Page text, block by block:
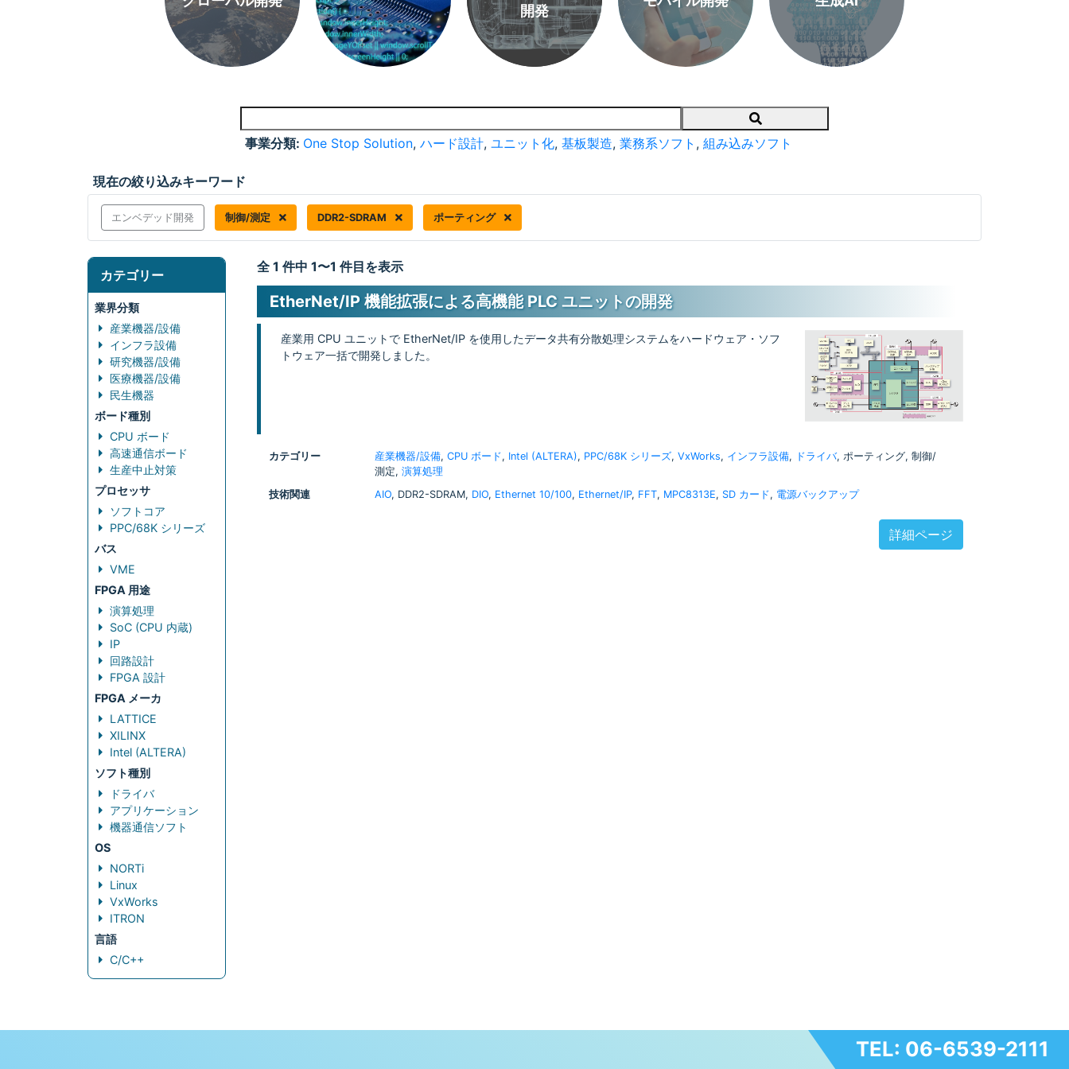
開発
Search
事業分類: One Stop Solution, ハード設計, ユニット化, 基板製造, 業務系ソフト , 組み込みソフト
現在の絞り込みキーワード
エンベデッド開発 制御/測定 DDR2-SDRAM ポーティング
カテゴリー
業界分類
産業機器/設備
インフラ設備
研究機器/設備
医療機器/設備
民生機器
ボード種別
CPU ボード
高速通信ボード
生産中止対策
プロセッサ
ソフトコア
PPC/68K シリーズ
バス
VME
FPGA 用途
演算処理
SoC (CPU 内蔵)
IP
回路設計
FPGA 設計
FPGA メーカ
LATTICE
XILINX
Intel (ALTERA)
ソフト種別
ドライバ
アプリケーション
機器通信ソフト
OS
NORTi
Linux
VxWorks
ITRON
言語
C/C++
全 1 件中 1〜1 件目を表示
EtherNet/IP 機能拡張による高機能 PLC ユニットの開発
産業用 CPU ユニットで EtherNet/IP を使用したデータ共有分散処理システムをハードウェア・ソフ
トウェア一括で開発しました。
カテゴリー 産業機器/設備, CPU ボード, Intel (ALTERA), PPC/68K シリーズ, VxWorks, インフラ設備, ドライバ, ポーティング, 制御/
測定, 演算処理
技術関連
AIO, DDR2-SDRAM, DIO, Ethernet 10/100, Ethernet/IP, FFT, MPC8313E, SD カード, 電源バックアップ
詳細ページ
TEL: 06-6539-2111